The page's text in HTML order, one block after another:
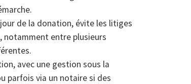
de la donation, évite les litiges
notamment entre plusieurs
avec une gestion sous la
parfois via un notaire si des